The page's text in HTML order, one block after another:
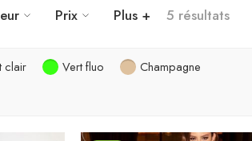
Prix Plus + 5 résultats
clair Vert fluo Champagne